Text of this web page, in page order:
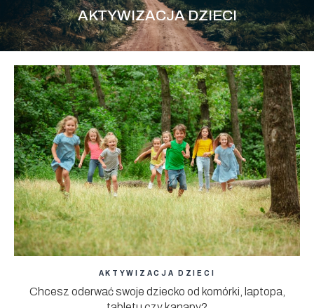
AKTYWIZACJA DZIECI
AKTYWIZACJA DZIECI
Chcesz oderwać swoje dziecko od komórki, laptopa,